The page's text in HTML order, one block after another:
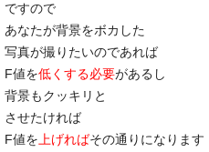
ですので
あなたが背景をボカした
写真が撮りたいのであれば
F値を低くする必要があるし
背景もクッキリと
させたければ
F値を上げればその通りになります